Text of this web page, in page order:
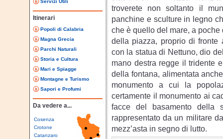
Servizi Utili
Itinerari
Popoli di Calabria
Magna Grecia
Parchi Naturali
Storia e Cultura
Mari e Spiagge
Montagne e Turismo
Sapori e Profumi
Da vedere a...
Cosenza
Crotone
Catanzaro
troverete non soltanto il
panchine e sculture in legno
che è quello del mare, a
della piazza, proprio di fronte
con la statua di Nettuno, dio
mano destra regge il tridente
della fontana, alimentata
monumento a cui la
certamente il monumento ai
facce del basamento della
rappresentato da un militare
mezz’asta in segno di lutto.